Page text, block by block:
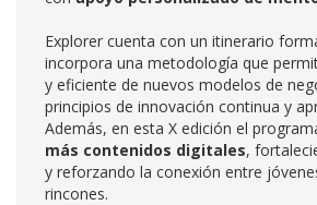
Explorer cuenta con un itinerario
incorpora una metodología que
y eficiente de nuevos modelos de
principios de innovación continua y
Además, en esta X edición el
más contenidos digitales,
y reforzando la conexión entre
rincones.